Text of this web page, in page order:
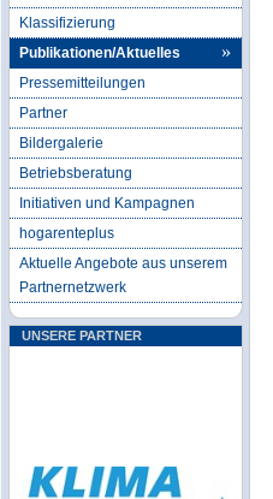
Klassifizierung
Publikationen/Aktuelles
Pressemitteilungen
Partner
Bildergalerie
Betriebsberatung
Initiativen und Kampagnen
hogarenteplus
Aktuelle Angebote aus unserem
Partnernetzwerk
UNSERE PARTNER